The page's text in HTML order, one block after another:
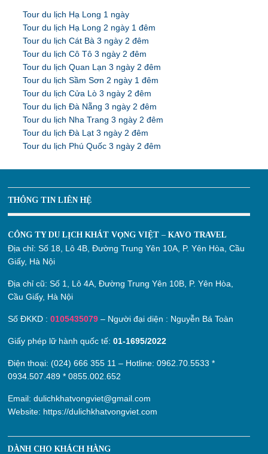
Tour du lịch Hạ Long 1 ngày
Tour du lịch Hạ Long 2 ngày 1 đêm
Tour du lịch Cát Bà 3 ngày 2 đêm
Tour du lịch Cô Tô 3 ngày 2 đêm
Tour du lịch Quan Lạn 3 ngày 2 đêm
Tour du lịch Sầm Sơn 2 ngày 1 đêm
Tour du lịch Cửa Lò 3 ngày 2 đêm
Tour du lịch Đà Nẵng 3 ngày 2 đêm
Tour du lịch Nha Trang 3 ngày 2 đêm
Tour du lịch Đà Lạt 3 ngày 2 đêm
Tour du lịch Phú Quốc 3 ngày 2 đêm
THÔNG TIN LIÊN HỆ
CÔNG TY DU LỊCH KHÁT VỌNG VIỆT – KAVO TRAVEL
Địa chỉ:Số 18, Lô 4B, Đường Trung Yên 10A, P. Yên Hòa, Cầu
Giấy, Hà Nội
Địa chỉ cũ:Số 1, Lô 4A, Đường Trung Yên 10B, P. Yên Hòa,
Cầu Giấy, Hà Nội
Số ĐKKD :0105435079 – Người đại diện : Nguyễn Bá Toàn
Giấy phép lữ hành quốc tế:01-1695/2022
Điện thoại: (024) 666 355 11 – Hotline:0962.70.5533 *
0934.507.489 *0855.002.652
Email:dulichkhatvongviet@gmail.com
Website: https://dulichkhatvongviet.com
DÀNH CHO KHÁCH HÀNG